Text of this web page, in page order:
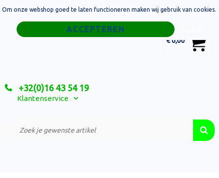
€ 0,00
+32(0)16 43 54 19
Klantenservice
Home
Relatiegeschenken
Custom Made Projecten
Om onze webshop goed te laten functioneren maken wij gebruik van cookies.